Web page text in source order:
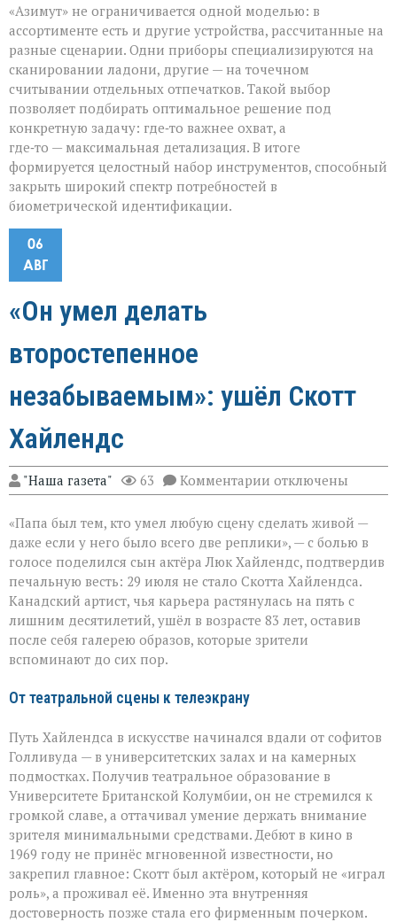
«Азимут» не ограничивается одной моделью: в
ассортименте есть и другие устройства, рассчитанные на
разные сценарии. Одни приборы специализируются на
сканировании ладони, другие — на точечном
считывании отдельных отпечатков. Такой выбор
позволяет подбирать оптимальное решение под
конкретную задачу: где‑то важнее охват, а
где‑то — максимальная детализация. В итоге
формируется целостный набор инструментов, способный
закрыть широкий спектр потребностей в
биометрической идентификации.
06
АВГ
«Он умел делать
второстепенное
незабываемым»: ушёл Скотт
Хайлендс
"Наша газета" 63 Комментарии к
записи
умел
делать
второстепенное
незабываемым»:
ушёл
Скотт
Хайлендс
отключены
«Папа был тем, кто умел любую сцену сделать живой —
даже если у него было всего две реплики», — с болью в
голосе поделился сын актёра Люк Хайлендс, подтвердив
печальную весть: 29 июля не стало Скотта Хайлендса.
Канадский артист, чья карьера растянулась на пять с
лишним десятилетий, ушёл в возрасте 83 лет, оставив
после себя галерею образов, которые зрители
вспоминают до сих пор.
От театральной сцены к телеэкрану
Путь Хайлендса в искусстве начинался вдали от софитов
Голливуда — в университетских залах и на камерных
подмостках. Получив театральное образование в
Университете Британской Колумбии, он не стремился к
громкой славе, а оттачивал умение держать внимание
зрителя минимальными средствами. Дебют в кино в
1969 году не принёс мгновенной известности, но
закрепил главное: Скотт был актёром, который не «играл
роль», а проживал её. Именно эта внутренняя
достоверность позже стала его фирменным почерком.